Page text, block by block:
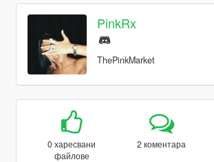
PinkRx
ThePinkMarket
0 харесвани
файлове
2 коментара